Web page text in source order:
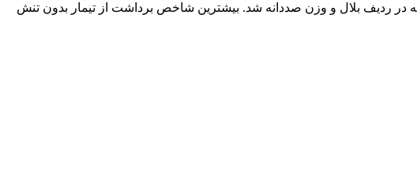
در ردیف بلال و وزن صددانه شد. بیشترین شاخص برداشت از تیمار بدون تنش